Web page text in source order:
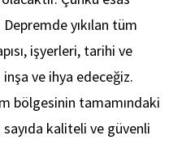
yıkılan tüm
işyerleri, tarihi ve
ve ihya edeceğiz.
bölgesinin tamamındaki
sayıda kaliteli ve güvenli